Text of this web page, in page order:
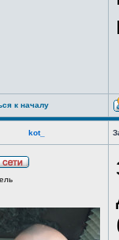
к началу
kot_